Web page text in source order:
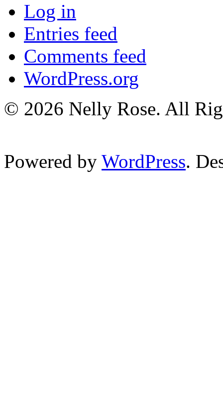
Log in
Entries feed
Comments feed
WordPress.org
© 2026 Nelly Rose. All
Powered by WordPress.